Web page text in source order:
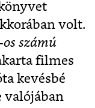
volt.
számú
filmes
kevésbé
valójában